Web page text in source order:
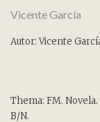
Vicente García
Autor: Vicente
Thema: FM. Novela.
B/N.